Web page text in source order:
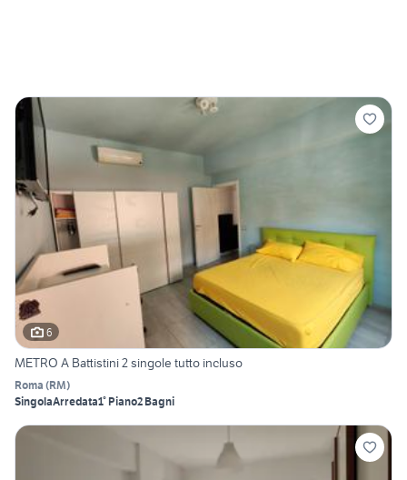
6
METRO A Battistini 2 singole tutto incluso
Roma (RM)
SingolaArredata1° Piano2 Bagni